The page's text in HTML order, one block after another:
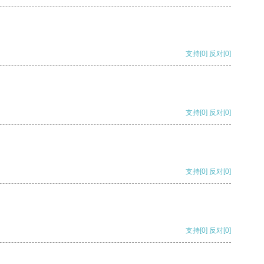
支持[0] 反对[0]
支持[0] 反对[0]
支持[0] 反对[0]
支持[0] 反对[0]